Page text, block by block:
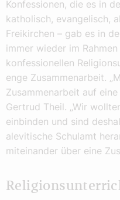
Konfessionen, die es in
katholisch, evangelisch,
Freikirchen – gab es in
immer wieder im
konfessionellen
enge Zusammenarbeit.
Zusammenarbeit auf
Gertrud Theil. „Wir
einbinden und sind
alevitische Schulamt
miteinander über eine